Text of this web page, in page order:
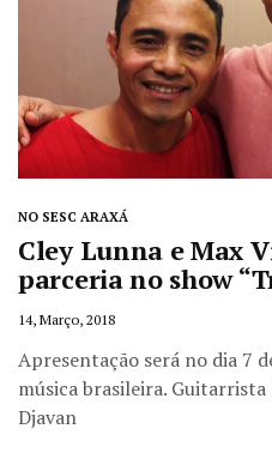
NO SESC ARAXÁ
Cley Lunna e Max
parceria no show
14, Março, 2018
Apresentação será no dia 7
música brasileira.
Djavan